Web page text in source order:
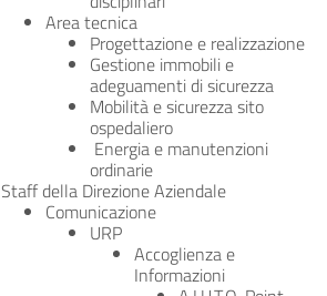
Area tecnica
Progettazione e realizzazione
Gestione immobili e
adeguamenti di sicurezza
Mobilità e sicurezza sito
ospedaliero
Energia e manutenzioni
ordinarie
Staff della Direzione Aziendale
Comunicazione
URP
Accoglienza e
Informazioni